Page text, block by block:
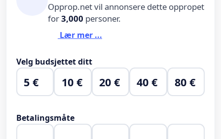
Opprop.net vil annonsere dette oppropet
for3,000 personer.
Lær mer ...
Velg budsjettet ditt
5 € 10 € 20 € 40 € 80 €
Betalingsmåte